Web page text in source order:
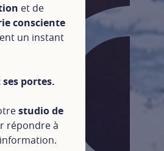
et de
consciente
un instant
portes.
studio de
répondre à